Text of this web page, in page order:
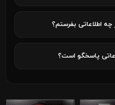
چه اطلاعاتی بفرستم؟
پاسخگو است؟